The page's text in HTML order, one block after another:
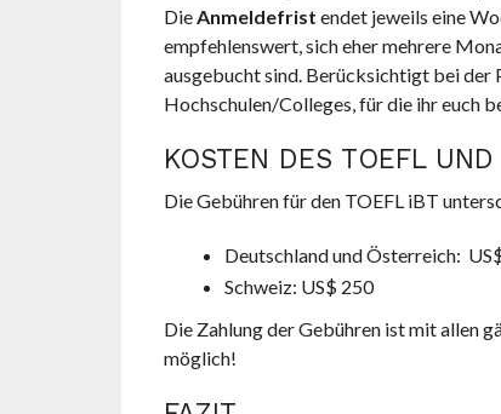
DieAnmeldefrist endet jeweils eine
empfehlenswert, sich eher mehrere
ausgebucht sind. Berücksichtigt bei der
Hochschulen/Colleges, für die ihr euch
KOSTEN DES TOEFL
Die Gebühren für den TOEFL iBT
Deutschland und Österreich:
Schweiz: US$ 250
Die Zahlung der Gebühren ist mit allen
möglich!